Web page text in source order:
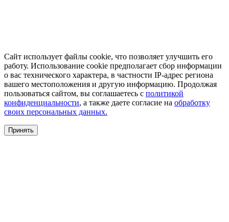
Сайт использует файлы cookie, что позволяет улучшить его
работу. Использование cookie предполагает сбор информации
о вас технического характера, в частности IP-адрес региона
вашего местоположения и другую информацию. Продолжая
пользоваться сайтом, вы соглашаетесь с политикой
конфиденциальности, а также даете согласие на обработку
своих персональных данных.
Принять